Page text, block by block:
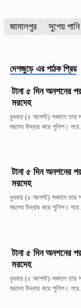
জামালপুর সুপেয় পানি
দেশজুড়ে এর পাঠক প্রিয়
টানা ৫ দিন অনশনের
মরদেহ
বুধবার (৫ আগস্ট) সকালে তার
মরদেহ উদ্ধার করে পুলিশ।
টানা ৫ দিন অনশনের
মরদেহ
বুধবার (৫ আগস্ট) সকালে তার
মরদেহ উদ্ধার করে পুলিশ।
টানা ৫ দিন অনশনের
মরদেহ
বুধবার (৫ আগস্ট) সকালে তার
মরদেহ উদ্ধার করে পুলিশ। পরে...